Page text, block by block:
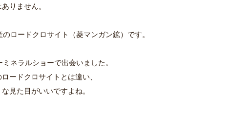
りません。
のロードクロサイト（菱マンガン鉱）です。
ネラルショーで出会いました。
ードクロサイトとは違い、
見た目がいいですよね。